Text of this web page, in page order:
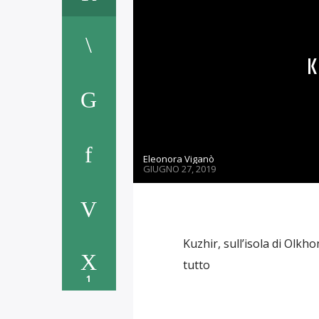
1
Eleonora Viganò
GIUGNO 27, 2019
Kuzhir, sull’isola di
tutto